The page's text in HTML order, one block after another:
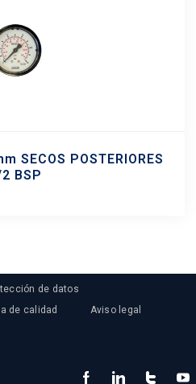
SECOS POSTERIORES
BSP
de datos
de calidad
Aviso legal